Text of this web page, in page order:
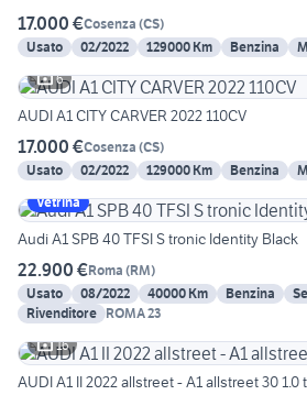
17.000 €Cosenza (CS)
Usato
02/2022 129000 Km Benzina
6
AUDI A1 CITY CARVER 2022 110CV
17.000 €Cosenza (CS)
Usato
02/2022 129000 Km Benzina
Vetrina
Audi A1 SPB 40 TFSI S tronic Identity Black
22.900 €Roma (RM)
Usato
08/2022 40000 Km Benzina
Rivenditore ROMA 23
16
AUDI A1 II 2022 allstreet - A1 allstreet 30 1.0